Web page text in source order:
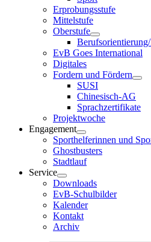
Erprobungsstufe
Mittelstufe
Oberstufe
EvB Goes International
Digitales
Fordern und Fördern
SUSI
Chinesisch-AG
Sprachzertifikate
Projektwoche
Engagement
Sporthelferinnen und
Ghostbusters
Stadtlauf
Service
Downloads
EvB-Schulbilder
Kalender
Kontakt
Archiv